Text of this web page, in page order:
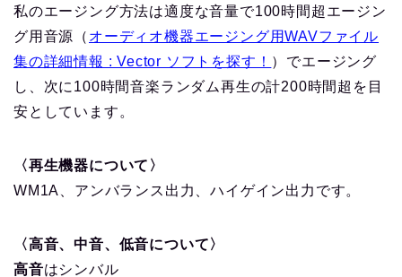
私のエージング方法は適度な音量で100時間超エージン
グ用音源（ オーディオ機器エージング用WAVファイル
集の詳細情報 : Vector ソフトを探す！ ）でエージング
し、次に100時間音楽ランダム再生の計200時間超を目
安としています。
〈再生機器について〉
WM1A、アンバランス出力、ハイゲイン出力です。
〈高音、中音、低音について〉
高音はシンバル